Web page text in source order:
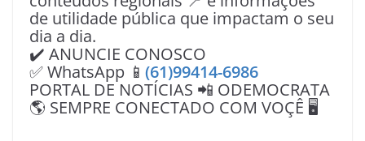
de utilidade pública que impactam o seu
dia a dia.
✔️ ANUNCIE CONOSCO
✅ WhatsApp 📱 (61)99414-6986
PORTAL DE NOTÍCIAS 📲 ODEMOCRATA
🌎 SEMPRE CONECTADO COM VOÇÊ 🖥️